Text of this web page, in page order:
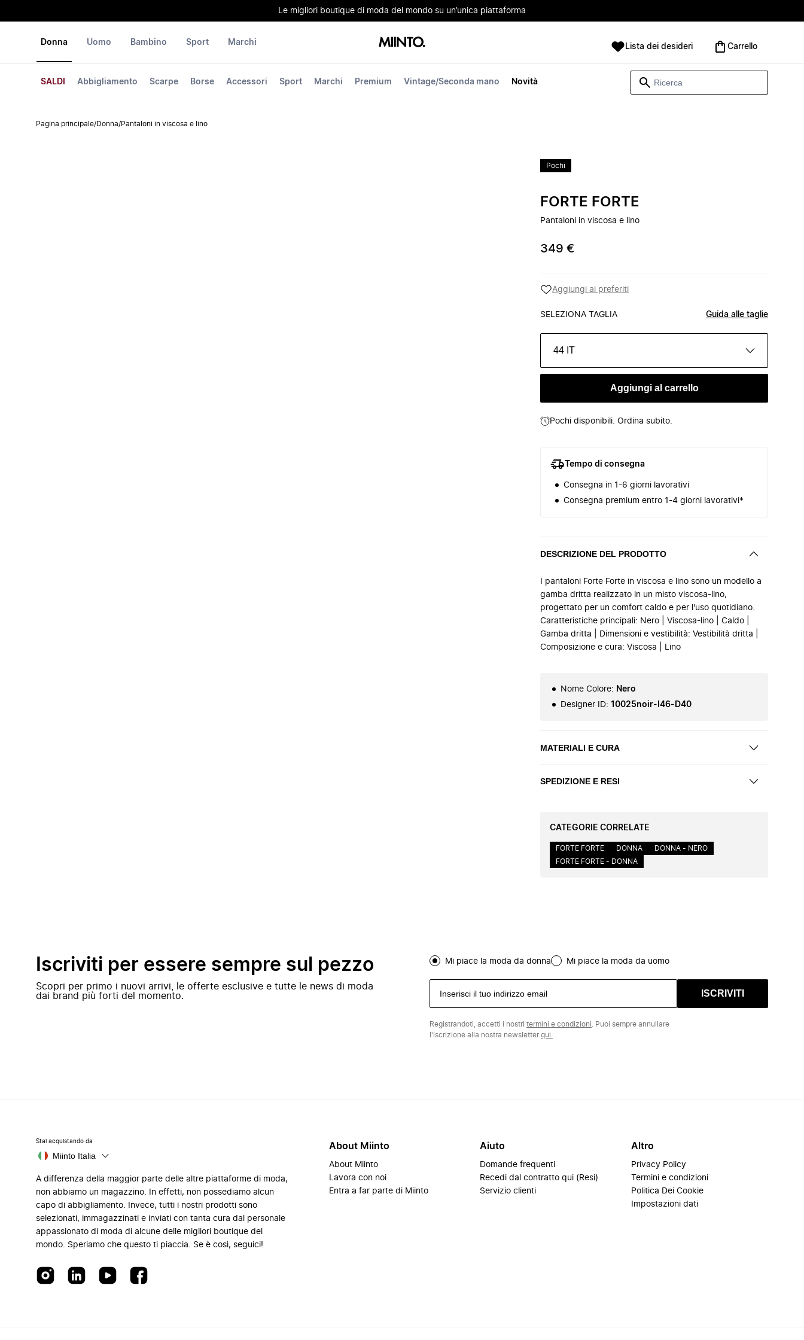
Le migliori boutique di moda del mondo su un’unica piattaforma
Donna
SALDI Abbigliamento Scarpe Borse Accessori Sport Marchi Premium Vintage/Seconda mano Novità
Uomo Bambino Sport Marchi Lista dei desideri Carrello
Pagina principale/Donna/Pantaloni in viscosa e lino
Pochi
FORTE FORTE
Pantaloni in viscosa e lino
349 €
Aggiungi ai preferiti
SELEZIONA TAGLIA Guida alle taglie
44 IT
Aggiungi al carrello
Pochi disponibili. Ordina subito.
Tempo di consegna
Consegna in 1-6 giorni lavorativi
Consegna premium entro 1-4 giorni lavorativi*
DESCRIZIONE DEL PRODOTTO
I pantaloni Forte Forte in viscosa e lino sono un modello a
gamba dritta realizzato in un misto viscosa-lino,
progettato per un comfort caldo e per l'uso quotidiano.
Caratteristiche principali: Nero | Viscosa-lino | Caldo |
Gamba dritta | Dimensioni e vestibilità: Vestibilità dritta |
Composizione e cura: Viscosa | Lino
Nome Colore: Nero
Designer ID: 10025noir-I46-D40
MATERIALI E CURA
SPEDIZIONE E RESI
CATEGORIE CORRELATE
FORTE FORTE DONNA
DONNA - NERO
FORTE FORTE - DONNA
Iscriviti per essere sempre sul pezzo
Scopri per primo i nuovi arrivi, le offerte esclusive e tutte le news di moda
dai brand più forti del momento.
Mi piace la moda da donna Mi piace la moda da uomo
ISCRIVITI
Registrandoti, accetti i nostri termini e condizioni . Puoi sempre annullare
l'iscrizione alla nostra newsletterqui.
Stai acquistando da
Miinto Italia
A differenza della maggior parte delle altre piattaforme di moda,
non abbiamo un magazzino. In effetti, non possediamo alcun
capo di abbigliamento. Invece, tutti i nostri prodotti sono
selezionati, immagazzinati e inviati con tanta cura dal personale
appassionato di moda di alcune delle migliori boutique del
mondo. Speriamo che questo ti piaccia. Se è così, seguici!
About Miinto
About Miinto
Lavora con noi
Entra a far parte di Miinto
Aiuto
Domande frequenti
Recedi dal contratto qui (Resi)
Servizio clienti
Altro
Privacy Policy
Termini e condizioni
Politica Dei Cookie
Impostazioni dati